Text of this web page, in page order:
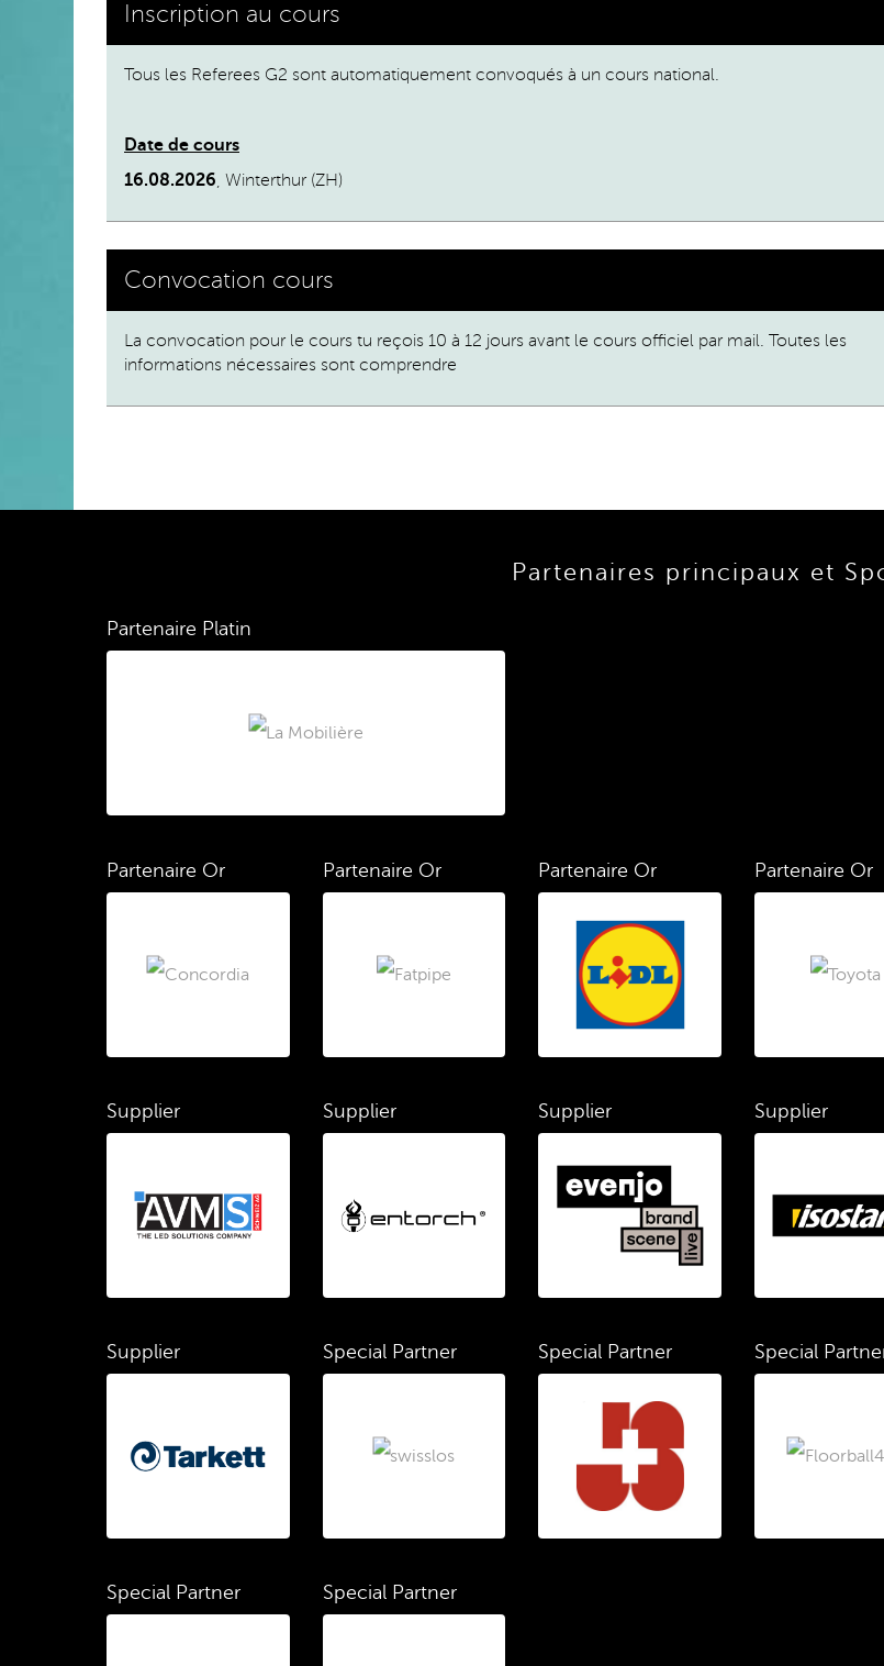
Inscription au cours
Tous les Referees G2 sont automatiquement convoqués à un cours national.
Date de cours
16.08.2026 , Winterthur (ZH)
Convocation cours
La convocation pour le cours tu reçois 10 à 12 jours avant le cours officiel par mail. Toutes les
informations nécessaires sont comprendre
Partenaires principaux et
Partenaire Platin
Partenaire Or Partenaire Or Partenaire Or Partenaire Or
Supplier Supplier Supplier Supplier
Supplier Special Partner Special Partner Special
Special Partner Special Partner